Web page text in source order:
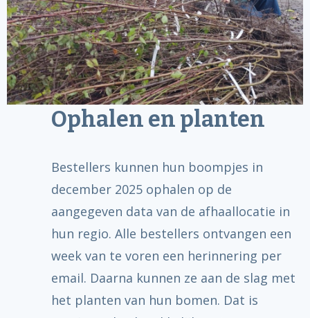
Ophalen en planten
Bestellers kunnen hun boompjes in
december 2025 ophalen op de
aangegeven data van de afhaallocatie in
hun regio. Alle bestellers ontvangen een
week van te voren een herinnering per
email. Daarna kunnen ze aan de slag met
het planten van hun bomen. Dat is